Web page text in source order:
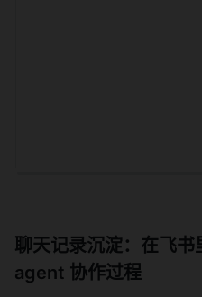
聊天记录沉淀：在飞
agent 协作过程